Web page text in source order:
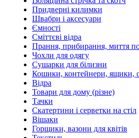
Придверні килимки
Швабри і аксесуари
Ємності
Сміттєві відра
Прання, прибирання, миття
Чохли для одягу
Сушарки для білизни
Кошики, контейнери, ящики,
Відра
Товари для дому (різне)
Тачки
Скатертини і серветки на стіл
Вішаки
Горщики, вазони для квітів